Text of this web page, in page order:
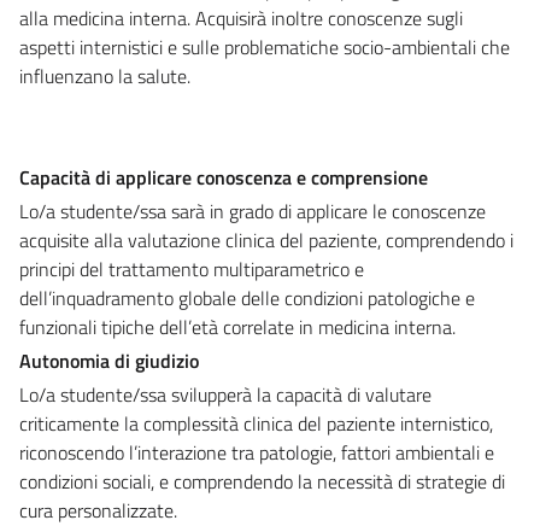
alla medicina interna. Acquisirà inoltre conoscenze sugli
aspetti internistici e sulle problematiche socio-ambientali che
influenzano la salute.
Capacità di applicare conoscenza e comprensione
Lo/a studente/ssa sarà in grado di applicare le conoscenze
acquisite alla valutazione clinica del paziente, comprendendo i
principi del trattamento multiparametrico e
dell’inquadramento globale delle condizioni patologiche e
funzionali tipiche dell’età correlate in medicina interna.
Autonomia di giudizio
Lo/a studente/ssa svilupperà la capacità di valutare
criticamente la complessità clinica del paziente internistico,
riconoscendo l’interazione tra patologie, fattori ambientali e
condizioni sociali, e comprendendo la necessità di strategie di
cura personalizzate.